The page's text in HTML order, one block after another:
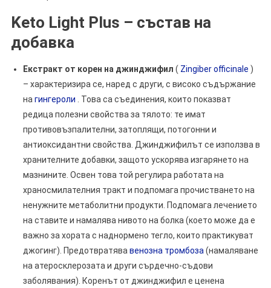
Keto Light Plus – състав на
добавка
Екстракт от корен на джинджифил ( Zingiber officinale )
– характеризира се, наред с други, с високо съдържание
на гингероли . Това са съединения, които показват
редица полезни свойства за тялото: те имат
противовъзпалителни, затоплящи, потогонни и
антиоксидантни свойства. Джинджифилът се използва в
хранителните добавки, защото ускорява изгарянето на
мазнините. Освен това той регулира работата на
храносмилателния тракт и подпомага прочистването на
ненужните метаболитни продукти. Подпомага лечението
на ставите и намалява нивото на болка (което може да е
важно за хората с наднормено тегло, които практикуват
джогинг). Предотвратява венозна тромбоза (намаляване
на атеросклерозата и други сърдечно-съдови
заболявания). Коренът от джинджифил е ценена